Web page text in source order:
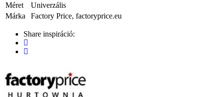
Méret
Univerzális
Márka
Factory Price, factoryprice.eu
Share inspiráció: